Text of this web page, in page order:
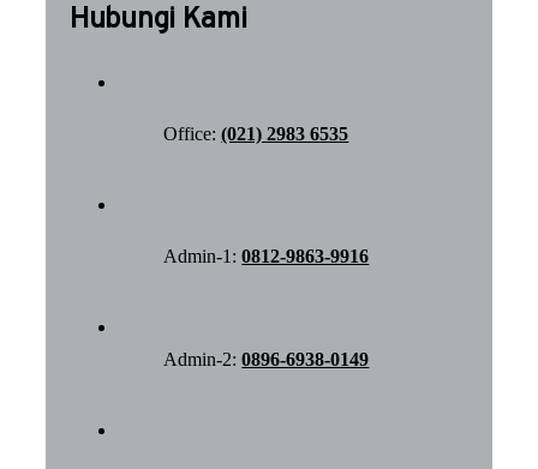
Hubungi Kami
Office:(021) 2983 6535
Admin-1:0812-9863-9916
Admin-2:0896-6938-0149